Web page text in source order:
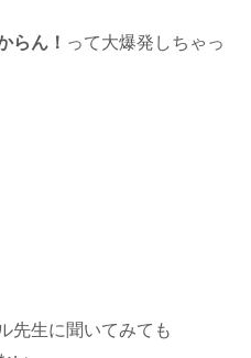
らん！ って大爆発しちゃっ
先生に聞いてみても